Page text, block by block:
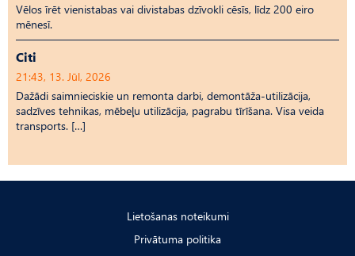
Vēlos īrēt vienistabas vai divistabas dzīvokli cēsīs, līdz 200 eiro
mēnesī.
Citi
21:43, 13. Jūl, 2026
Dažādi saimnieciskie un remonta darbi, demontāža-utilizācija,
sadzīves tehnikas, mēbeļu utilizācija, pagrabu tīrīšana. Visa veida
transports. […]
Lietošanas noteikumi
Privātuma politika